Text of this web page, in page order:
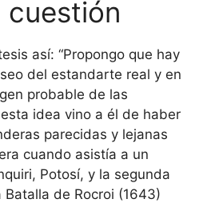
cuestión
así: “Propongo que hay
del estandarte real y en
probable de las
idea vino a él de haber
parecidas y lejanas
cuando asistía a un
Potosí, y la segunda
de Rocroi (1643)